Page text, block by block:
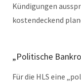
Kündigungen
kostendeckend
„Politische
Für die HLS eine